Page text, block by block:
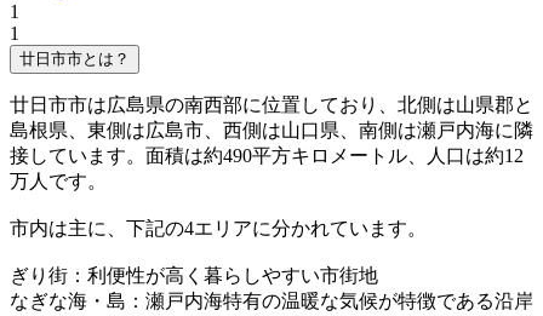
1
1
廿日市市とは？
廿日市市は広島県の南西部に位置しており、北側は山県郡と
島根県、東側は広島市、西側は山口県、南側は瀬戸内海に隣
接しています。面積は約490平方キロメートル、人口は約12
万人です。
市内は主に、下記の4エリアに分かれています。
ぎり街：利便性が高く暮らしやすい市街地
なぎな海・島：瀬戸内海特有の温暖な気候が特徴である沿岸